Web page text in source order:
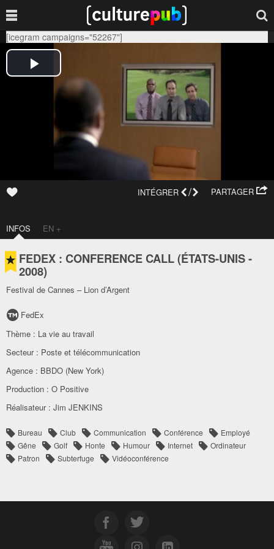
[icegram campaigns="52267"]
PARTAGER
INTÉGRER /
INFOS EN +
FEDEX : CONFERENCE CALL (ÉTATS-UNIS-
2008)
Festival de Cannes – Lion d’Argent
FedEx
Thème : La vie au travail
Secteur : Poste et télécommunication
Agence : BBDO (New York)
Production : O Positive
Réalisateur : Jim JENKINS
Bureau Club Communication Conférence
Employé
Gêne
Golf Honte Humour Internet
Ordinateur
Patron
Subterfuge Vidéoconférence